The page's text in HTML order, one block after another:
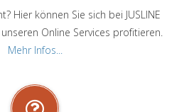
Hier können Sie sich bei JUSLINE
Online Services profitieren.
Mehr Infos...